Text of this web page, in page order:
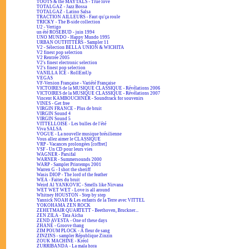
TOOTS & the MAYTALS - True love
TOTALGAZ - Jazz Bossa
TOTALGAZ - Latino Salsa
TRACTION AILLEURS - Faut qu'ça roule
TRICKY - The B-side collection
U2 - Vertigo
un été ROSEBUD - juin 1994
UNO MUNDO - Happy Mundo 1995
URBAN OUTFITTERS - Sampler 11
V2 - Sélection BELLA UNION & WICHITA
V2 finest pop selection
V2 Rentrée 2005
V2's finest electronic selection
V2's finest pop selection
VANILLA ICE - RollEmUp
VEGAS
VF-Version Française - Variété Française
VICTOIRES de la MUSIQUE CLASSIQUE - Révélations 2006
VICTOIRES de la MUSIQUE CLASSIQUE - Révélations 2007
Vincent KAMBOUCHNER - Soundtrack for souvenirs
VINES - Get free
VIRGIN FRANCE - Plus de bruit
VIRGIN Sound 4
VIRGIN Sound 5
VITTELLOISE - Les bulles de l'été
Viva SALSA
VOGUE - La nouvelle musique brésilienne
Vous allez aimer le CLASSIQUE
VRP - Vacances prolongées [coffret]
VSF - Un CD pour leurs vies
WAGNER - Parsifal
WARNER - Summersounds 2000
WARP - Sampler Printemps 2001
Warren G - I shot the sheriff
Wasis DIOP - The lord of the feather
WEA - Faites du bruit
Weird Al YANKOVIC - Smells like Nirvana
WET WET WET - Love is all around
Whitney HOUSTON - Step by step
Yannick NOAH & Les enfants de la Terre avec VITTEL
YOKOHAMA ZEN ROCK
ZEHETMAIR QUARTETT - Beethoven, Bruckner...
ZEN ZILA - Tata Aïcha
ZEND AVESTA - One of these days
ZHANÉ - Groove thang
ZIM POUM PLOCK - A fleur de sang
ZINZINS - sampler République Zinzin
ZOUK MACHINE - Kréol
ZURRIBANDA - La mala hora